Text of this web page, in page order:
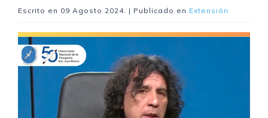
Escrito en 09 Agosto 2024. | Publicado en Extensión